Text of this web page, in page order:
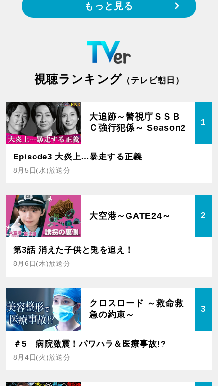
もっと見る
視聴ランキング （テレビ朝日）
大追跡～警視庁ＳＳＢ
Ｃ強行犯係～ Season2
1
Episode3 大炎上…暴走する正義
8月5日(水)放送分
大空港～GATE24～ 2
第3話 消えた子供と兎を追え！
8月6日(木)放送分
クロスロード ～救命救
急の約束～
3
＃5 病院激震！パワハラ＆医療事故!?
8月4日(火)放送分